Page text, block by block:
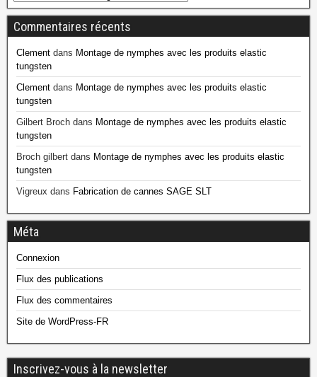
Commentaires récents
Clement dans Montage de nymphes avec les produits elastic
tungsten
Clement dans Montage de nymphes avec les produits elastic
tungsten
Gilbert Broch dans Montage de nymphes avec les produits elastic
tungsten
Broch gilbert dans Montage de nymphes avec les produits elastic
tungsten
Vigreux dans Fabrication de cannes SAGE SLT
Méta
Connexion
Flux des publications
Flux des commentaires
Site de WordPress-FR
Inscrivez-vous à la newsletter